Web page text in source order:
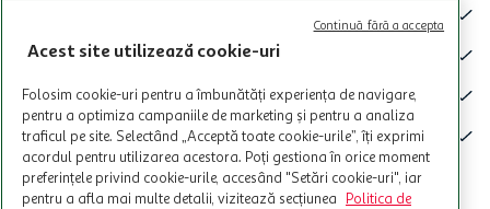
De ajutor
Tinem aproape
Categorii principale
Acest site utilizează cookie-uri
Folosim cookie-uri pentru a îmbunătăți experiența de navigare,
pentru a optimiza campaniile de marketing și pentru a analiza
traficul pe site. Selectând „Acceptă toate cookie-urile”, îți exprimi
acordul pentru utilizarea acestora. Poți gestiona în orice moment
preferințele privind cookie-urile, accesând "Setări cookie-uri", iar
pentru a afla mai multe detalii, vizitează secțiunea
Politica de
Continuă fără a accepta